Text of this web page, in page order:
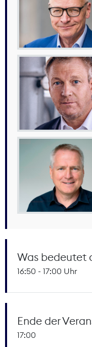
Was bedeutet
16:50 - 17:00 Uhr
Ende der
17:00